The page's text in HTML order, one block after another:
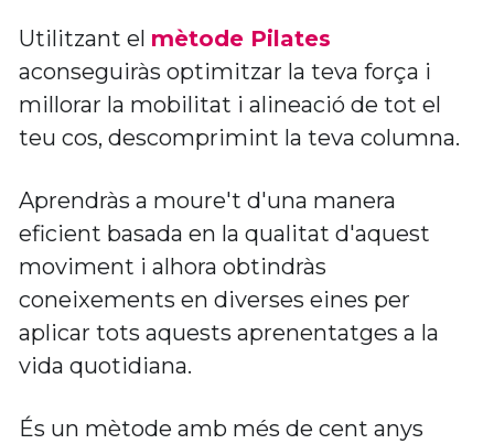
Utilitzant el mètode Pilates
aconseguiràs optimitzar la teva força i
millorar la mobilitat i alineació de tot el
teu cos, descomprimint la teva columna.
Aprendràs a moure't d'una manera
eficient basada en la qualitat d'aquest
moviment i alhora obtindràs
coneixements en diverses eines per
aplicar tots aquests aprenentatges a la
vida quotidiana.
És un mètode amb més de cent anys